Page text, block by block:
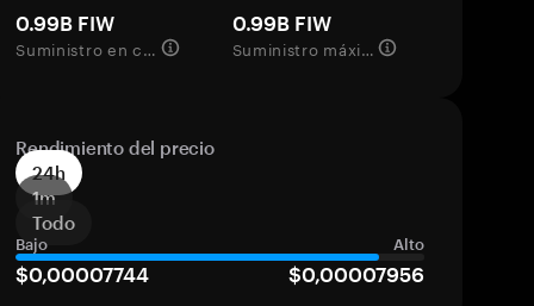
0.99B FIW
Suministro en circulación
0.99B FIW
Suministro máximo
Rendimiento del precio
24h
1m
Todo
Bajo Alto
$0,00007744 $0,00007956